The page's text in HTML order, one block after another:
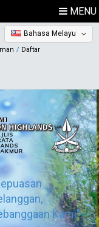
MENU
Daftar
Bahasa Melayu
Kami"